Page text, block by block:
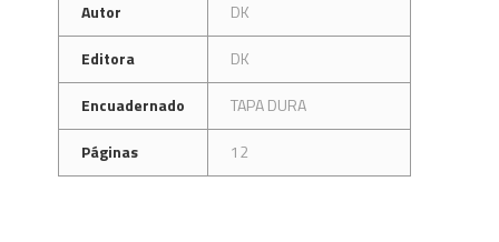
Autor
DK
Editora
DK
Encuadernado
TAPA DURA
Páginas
12